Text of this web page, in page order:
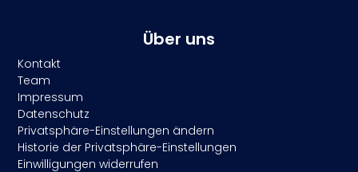
Über uns
Kontakt
Team
Impressum
Datenschutz
Privatsphäre-Einstellungen ändern
Historie der Privatsphäre-Einstellungen
Einwilligungen widerrufen